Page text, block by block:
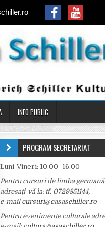
INFO PUBLIC
PROGRAM SECRETARIAT
Luni-Vineri: 10.00 -16.00
Pentru cursuri de limba
adresați-vă la: tf. 0729851144,
e-mail cursuri@casaschiller.ro
Pentru evenimente culturale